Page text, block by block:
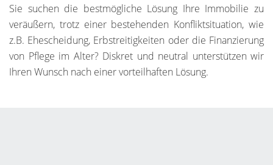
Sie suchen die bestmögliche Lösung Ihre Immobilie zu
veräußern, trotz einer bestehenden Konfliktsituation, wie
z.B. Ehescheidung, Erbstreitigkeiten oder die Finanzierung
von Pflege im Alter? Diskret und neutral unterstützen wir
Ihren Wunsch nach einer vorteilhaften Lösung.